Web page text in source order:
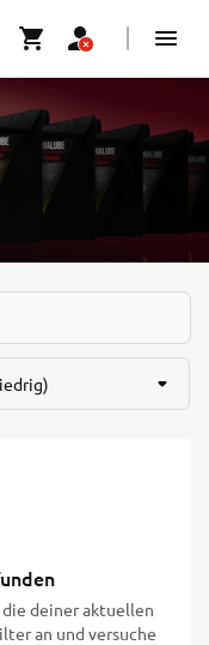
deiner aktuellen
an und versuche